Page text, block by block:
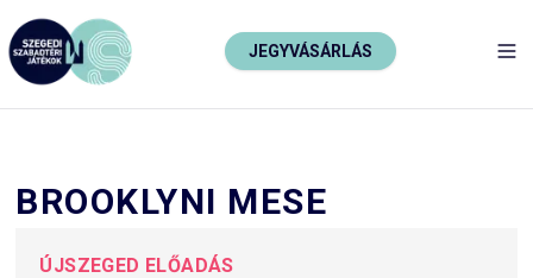
JEGYVÁSÁRLÁS
BROOKLYNI MESE
ÚJSZEGED ELŐADÁS